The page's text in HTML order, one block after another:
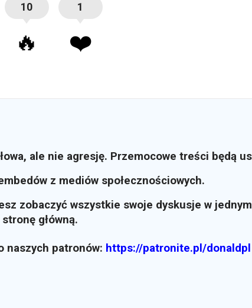
10
🔥
1
❤️
ale nie agresję. Przemocowe treści będą
z mediów społecznościowych.
zobaczyć wszystkie swoje dyskusje w jednym
główną.
naszych patronów: https://patronite.pl/donaldpl